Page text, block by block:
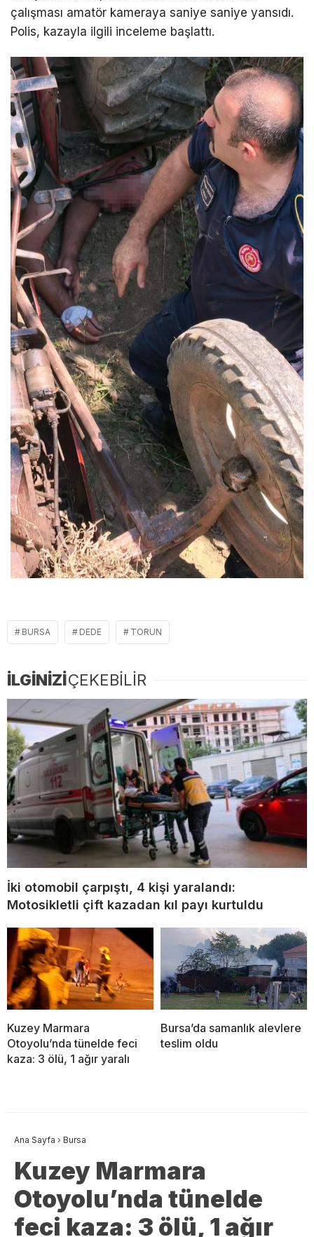
çalışması amatör kameraya saniye saniye yansıdı.
Polis, kazayla ilgili inceleme başlattı.
BURSA DEDE TORUN
İLGİNİZİÇEKEBİLİR
İki otomobil çarpıştı, 4 kişi yaralandı:
Motosikletli çift kazadan kıl payı kurtuldu
Kuzey Marmara
Otoyolu’nda tünelde feci
kaza: 3 ölü, 1 ağır yaralı
Bursa’da samanlık alevlere
teslim oldu
Ana Sayfa › Bursa
Kuzey Marmara
Otoyolu’nda tünelde
feci kaza: 3 ölü, 1 ağır